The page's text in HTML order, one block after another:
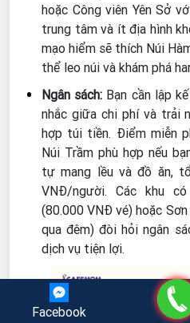
hoặc Công viên Yên Sở
trung tâm và ít địa hình
mạo hiểm sẽ thích Núi
thể leo núi và khám phá
Ngân sách: Bạn cần lập
nhắc giữa chi phí và trải
hợp túi tiền. Điểm miễn
Núi Trầm phù hợp nếu
tự mang lều và đồ ăn,
VNĐ/người. Các khu
(80.000 VNĐ vé) hoặc
qua đêm) đòi hỏi ngân
dịch vụ tiện lợi.
Facebook
Gọi